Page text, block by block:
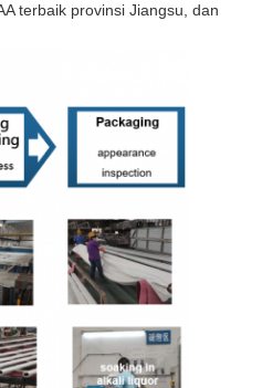
terbaik provinsi Jiangsu, dan